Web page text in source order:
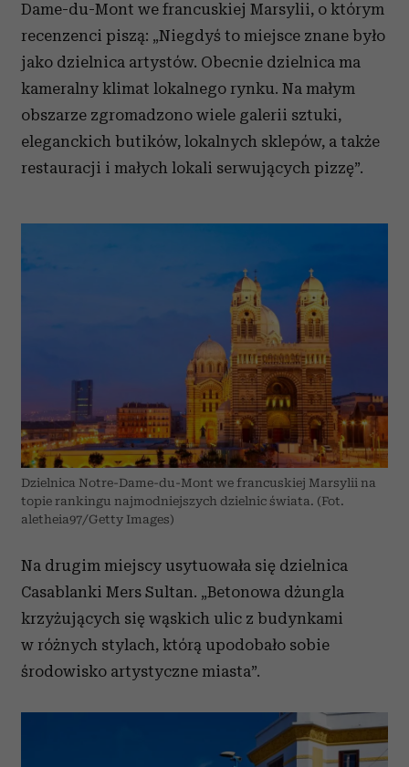
Dame-du-Mont we francuskiej Marsylii, o którym
recenzenci piszą: „Niegdyś to miejsce znane było
jako dzielnica artystów. Obecnie dzielnica ma
kameralny klimat lokalnego rynku. Na małym
obszarze zgromadzono wiele galerii sztuki,
eleganckich butików, lokalnych sklepów, a także
restauracji i małych lokali serwujących pizzę”.
Dzielnica Notre-Dame-du-Mont we francuskiej Marsylii na
topie rankingu najmodniejszych dzielnic świata. (Fot.
aletheia97/Getty Images)
Na drugim miejscy usytuowała się dzielnica
Casablanki Mers Sultan. „Betonowa dżungla
krzyżujących się wąskich ulic z budynkami
w różnych stylach, którą upodobało sobie
środowisko artystyczne miasta”.